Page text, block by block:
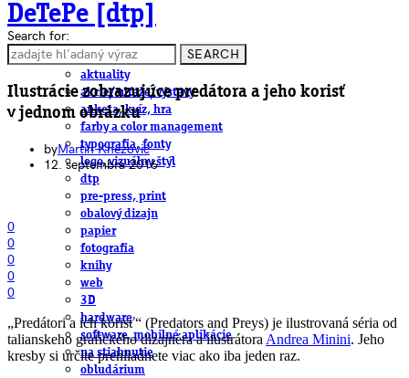
DeTePe [dtp]
ČLÁNKY
aktuality
akcie/súťaže/výstavy
anketa, kvíz, hra
farby a color management
typografia, fonty
logo, vizuálny štýl
dtp
pre-press, print
obalový dizajn
papier
fotografia
knihy
web
3D
hardware
software, mobilné aplikácie
na stiahnutie
obludárium
Search for:
SEARCH
Ilustrácie zobrazujúce predátora a jeho korisť
v jednom obrázku
byMartin Knezović
12. septembra 2016
0
0
0
0
0
„Predátori a ich korisť“ (Predators and Preys) je ilustrovaná séria od
talianskeho grafického dizajnéra a ilustrátora Andrea Minini. Jeho
kresby si určite prehliadnete viac ako iba jeden raz.